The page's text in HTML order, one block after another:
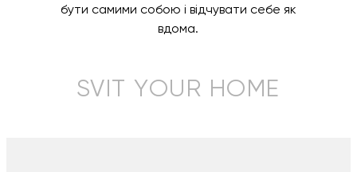
бути самими собою і відчувати себе як
вдома.
SVIT YOUR HOME